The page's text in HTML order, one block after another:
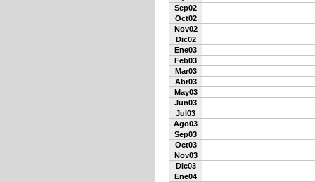
Sep02
Oct02
Nov02
Dic02
Ene03
Feb03
Mar03
Abr03
May03
Jun03
Jul03
Ago03
Sep03
Oct03
Nov03
Dic03
Ene04